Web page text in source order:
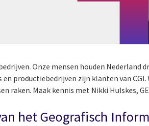
Onze mensen houden Nederland
productiebedrijven zijn klanten van CGI.
raken. Maak kennis met Nikki Hulskes,
het Geografisch